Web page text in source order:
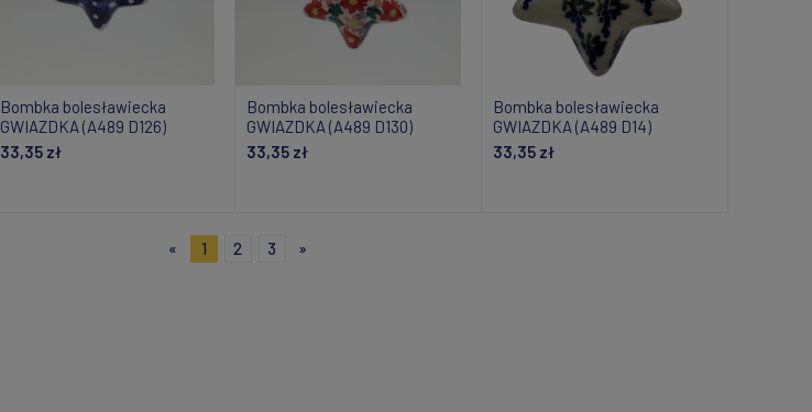
Bombka bolesławiecka
GWIAZDKA (A489 D126)
33,35 zł
Bombka bolesławiecka
GWIAZDKA (A489 D130)
33,35 zł
Bombka bolesławiecka
GWIAZDKA (A489 D14)
33,35 zł
« 1 2 3 »